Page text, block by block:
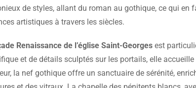
de styles, allant du roman au gothique, ce qui en
artistiques à travers les siècles.
Renaissance de l’église Saint-Georges est
et de détails sculptés sur les portails, elle
la nef gothique offre un sanctuaire de sérénité,